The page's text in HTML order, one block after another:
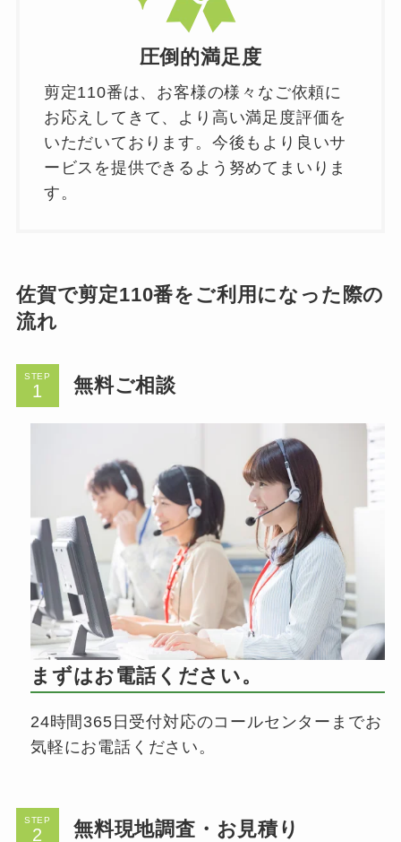
圧倒的満足度
剪定110番は、お客様の様々なご依頼に
お応えしてきて、より高い満足度評価を
いただいております。今後もより良いサ
ービスを提供できるよう努めてまいりま
す。
佐賀で剪定110番をご利用になった際の
流れ
STEP 無料ご相談
まずはお電話ください。
24時間365日受付対応のコールセンターまでお
気軽にお電話ください。
STEP 無料現地調査・お見積り